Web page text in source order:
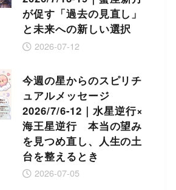
が促す「過去の見直し」
と未来への新しい選択
2026-07-12
今週の星からのスピリチ
ュアルメッセージ
2026/7/6-12｜水星逆行×
海王星逆行 本当の望み
を見つめ直し、人生の土
台を整えるとき
2026-07-05